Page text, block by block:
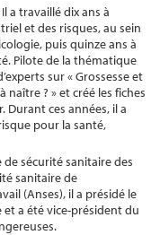
a travaillé dix ans à
et des risques, au sein
puis quinze ans à
Pilote de la thématique
sur « Grossesse et
naître ? » et créé les fiches
ces années, il a
pour la santé,
de sécurité sanitaire des
sanitaire de
(Anses), il a présidé le
a été vice-président du